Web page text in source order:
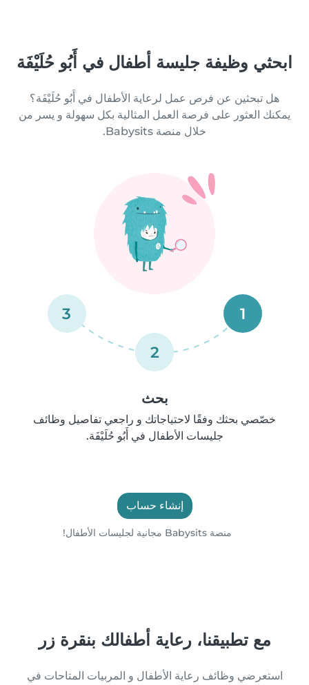
ابحثي وظيفة جليسة أطفال في أَبُو حُلَيْفَة
هل تبحثين عن فرص عمل لرعاية الأطفال في أَبُو حُلَيْفَة؟
يمكنك العثور على فرصة العمل المثالية بكل سهولة و يسر من
خلال منصة Babysits.
1
2
3
بحث
خصّصي بحثك وفقًا لاحتياجاتك و راجعي تفاصيل وظائف
جليسات الأطفال في أَبُو حُلَيْفَة.
إنشاء حساب
منصة Babysits مجانية لجليسات الأطفال!
مع تطبيقنا، رعاية أطفالك بنقرة زر
استعرضي وظائف رعاية الأطفال و المربيات المتاحات في